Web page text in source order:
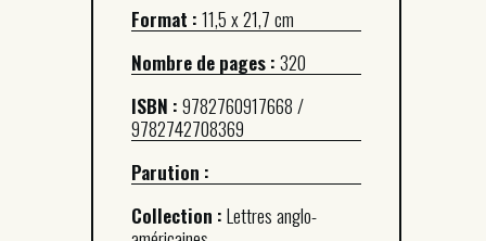
Format :11,5 x 21,7 cm
Nombre de pages :320
ISBN :9782760917668 /
9782742708369
Parution :
Collection :Lettres anglo-